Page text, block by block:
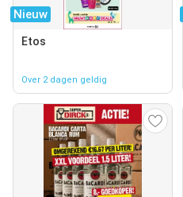
Nieuw
Etos
Over 2 dagen geldig